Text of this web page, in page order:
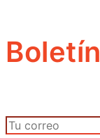
Boletín